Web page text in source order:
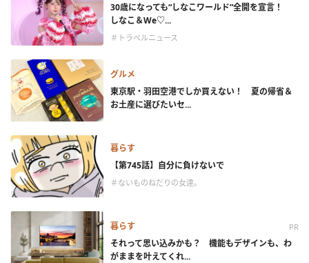
30歳になっても“しなこワールド”全開を宣言！
しなこ＆We♡...
＃トラベルニュース
グルメ
東京駅・羽田空港でしか買えない！ 夏の帰省＆
お土産に選びたいセ...
暮らす
【第745話】自分に負けないで
＃ないものねだりの女達。
暮らす PR
それって思い込みかも？ 機能もデザインも、わ
がままを叶えてくれ...